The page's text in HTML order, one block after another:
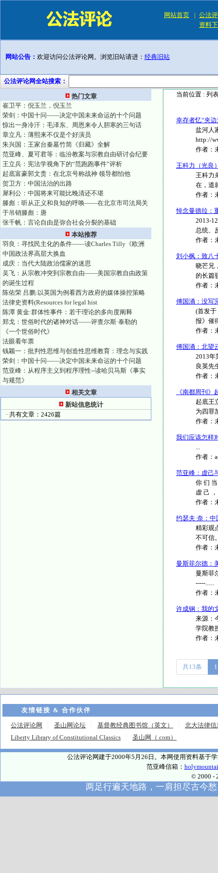
网站首页 | 公法
资料
网站公告： 欢迎访问公法评论网。浏览旧站请进： 经典旧站
公法评论网全站搜索：
热门文章
崔卫平：倪玉兰，倪玉兰
荣剑：中国十问——决定中国未来命运的十个问题
惊出一身冷汗：毛泽东、周恩来令人胆寒的三句话
章立凡：薄熙来不仅是个好演员
朱兴国：王家台秦墓竹简《归藏》全解
范亚峰、夏可君等：临汾教案与宗教自由研讨会纪要
王立兵：宪法学视角下的“范跑跑事件”评析
起底富豪郭文贵：在北京号称战神 领导都怕他
贺卫方：中国法治的出路
犀利公：中国将来可能比晚清还不堪
滕彪：听从正义和良知的呼唤——在北京市司法局关
于吊销滕彪：唐
张千帆：言论自由是弥合社会分裂的基础
本站推荐
羽良：寻找民主化的条件——读Charles Tilly《欧洲
中国政法界高层大换血
成庆：当代大陆政治儒家的迷思
吴飞：从宗教冲突到宗教自由——美国宗教自由政策
的诞生过程
陈佑荣 吕鹏:以英国为例看西方政府的媒体操控策略
法律史资料(Resources for legal hist
陈潭 黄金:群体性事件：若干理论的多向度阐释
郑戈：世俗时代的诸神对话——评查尔斯·泰勒的
《一个世俗时代》
法眼看年票
钱颖一：批判性思维与创造性思维教育：理念与实践
荣剑：中国十问——决定中国未来命运的十个问题
范亚峰：从程序主义到程序理性--读哈贝马斯《事实
与规范》
相关文章
新站信息统计
· 共有文章：2426篇
当前位置 : 列
幸存者忆“夹
盐河人
http://
作者：
王科力（光良
王科力
在，道
作者：
悼念曼德拉：
2013-
总统、
作者：
刘小枫：致八
晓芒兄
的长篇
作者：
傅国涌：没写
(首发
报》催
作者：
傅国涌：北望
2013年
良英先
作者：
《南都周刊
起底王
为四罪
作者：
我们应该怎样
...
作者：
范亚峰：虚己
你 们
虚 己
作者：
约瑟夫·奈：
精彩观
不可信
作者：
曼斯菲尔德：
曼斯菲
-----......
作者：
许成钢：我的
来源：
学院教
作者：
共13条 1
友情链接 & 合作伙伴
公法评论网 圣山网论坛 基督教经典图书馆（英文）
北大法律信
Liberty Library of Constitutional Classics
圣山网（.com）
公法评论网建于2000年5月26日。本网使用资料基于
范亚峰信箱：
© 2000 -
两足行遍天地路，一肩担尽古今